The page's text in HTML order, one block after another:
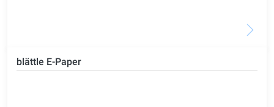
blättle E-Paper